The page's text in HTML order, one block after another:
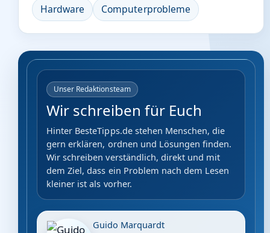
Hardware Computerprobleme
Unser Redaktionsteam
Wir schreiben für Euch
Hinter BesteTipps.de stehen Menschen, die
gern erklären, ordnen und Lösungen finden.
Wir schreiben verständlich, direkt und mit
dem Ziel, dass ein Problem nach dem Lesen
kleiner ist als vorher.
Guido Marquardt